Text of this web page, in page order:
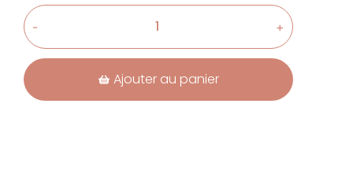
- +
Ajouter au panier